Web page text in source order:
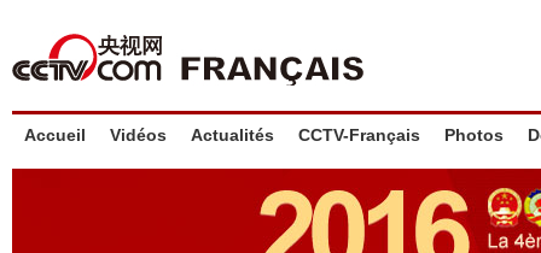
Accueil Vidéos Actualités CCTV-Français Photos